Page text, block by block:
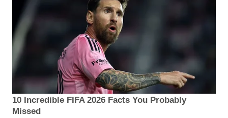
10 Incredible FIFA 2026 Facts You Probably
Missed